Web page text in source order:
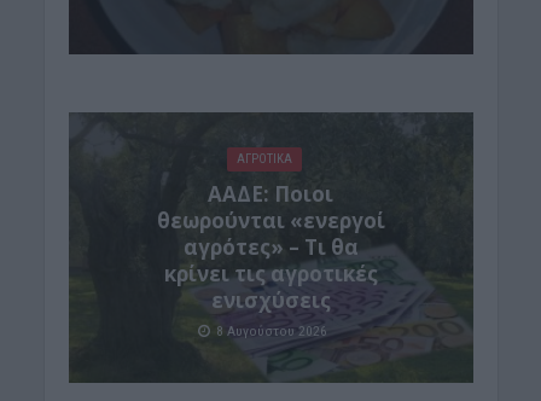
ΑΓΡΟΤΙΚΑ
ΑΑΔΕ: Ποιοι
θεωρούνται «ενεργοί
αγρότες» – Τι θα
κρίνει τις αγροτικές
ενισχύσεις
8 Αυγούστου 2026